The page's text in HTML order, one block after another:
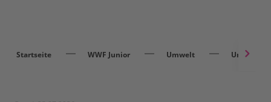
Startseite WWF Junior Umwelt